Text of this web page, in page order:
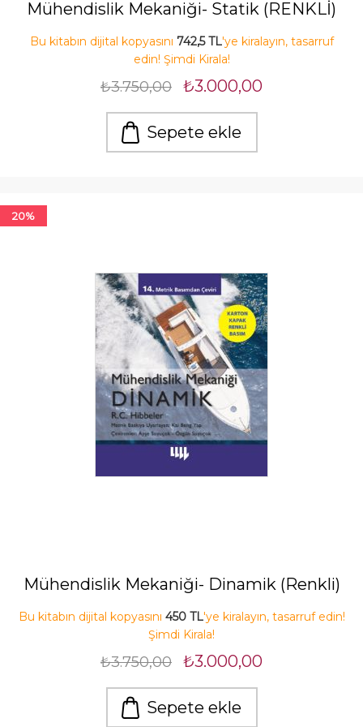
Mühendislik Mekaniği- Statik (RENKLİ)
Bu kitabın dijital kopyasını 742,5 TL'ye kiralayın, tasarruf
edin! Şimdi Kirala!
₺3.750,00 ₺3.000,00
Sepete ekle
20%
Mühendislik Mekaniği- Dinamik (Renkli)
Bu kitabın dijital kopyasını 450 TL'ye kiralayın, tasarruf edin!
Şimdi Kirala!
₺3.750,00 ₺3.000,00
Sepete ekle